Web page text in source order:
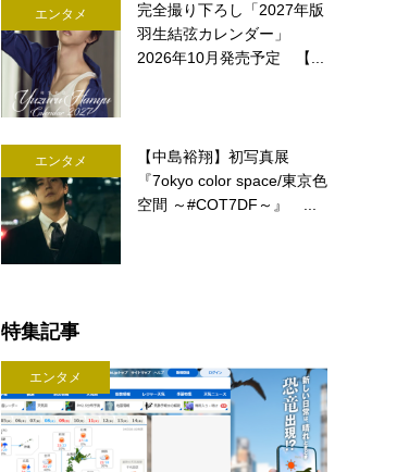
エンタメ
完全撮り下ろし「2027年版
羽生結弦カレンダー」
2026年10月発売予定 【...
エンタメ
【中島裕翔】初写真展
『7okyo color space/東京色
空間 ～#COT7DF～』 ...
特集記事
エンタメ